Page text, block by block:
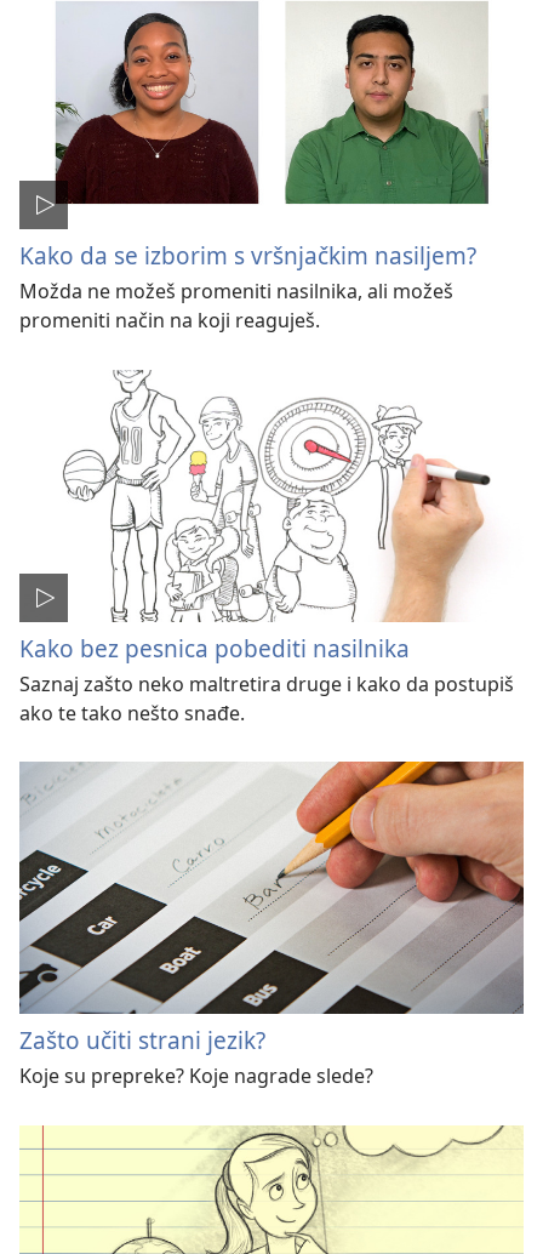
Kako da se izborim s vršnjačkim nasiljem?
Možda ne možeš promeniti nasilnika, ali možeš
promeniti način na koji reaguješ.
Kako bez pesnica pobediti nasilnika
Saznaj zašto neko maltretira druge i kako da postupiš
ako te tako nešto snađe.
Zašto učiti strani jezik?
Koje su prepreke? Koje nagrade slede?